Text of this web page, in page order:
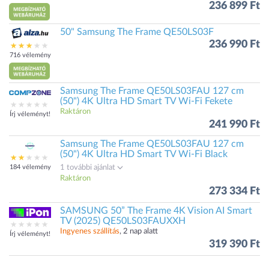
236 899 Ft
716 vélemény
50" Samsung The Frame QE50LS03F
236 990 Ft
Írj véleményt!
Samsung The Frame QE50LS03FAU 127 cm
(50") 4K Ultra HD Smart TV Wi-Fi Fekete
Raktáron
241 990 Ft
184 vélemény
Samsung The Frame QE50LS03FAU 127 cm
(50") 4K Ultra HD Smart TV Wi-Fi Black
1 további ajánlat
Raktáron
273 334 Ft
Írj véleményt!
SAMSUNG 50” The Frame 4K Vision AI Smart
TV (2025) QE50LS03FAUXXH
Ingyenes szállítás, 2 nap alatt
319 390 Ft